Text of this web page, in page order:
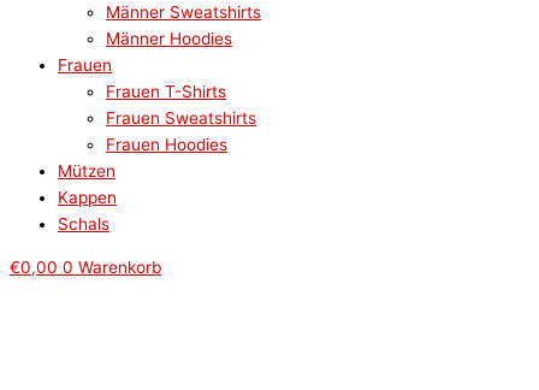
Männer Sweatshirts
Männer Hoodies
Frauen
Frauen T-Shirts
Frauen Sweatshirts
Frauen Hoodies
Mützen
Kappen
Schals
€0,00 0 Warenkorb